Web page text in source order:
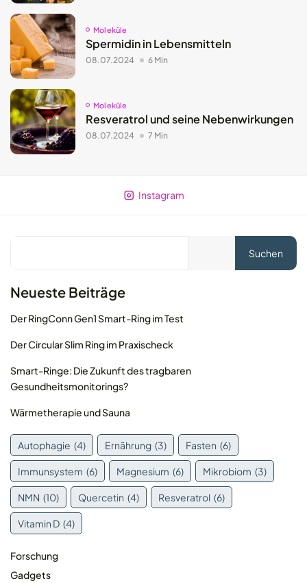
© 2026 MOLEQLAR Ltd. All rights reserved.
Moleküle
Spermidin in Lebensmitteln
08.07.2024 6 Min
Moleküle
Resveratrol und seine Nebenwirkungen
08.07.2024 7 Min
Instagram
Suchen
Neueste Beiträge
Der RingConn Gen1 Smart-Ring im Test
Der Circular Slim Ring im Praxischeck
Smart-Ringe: Die Zukunft des tragbaren
Gesundheitsmonitorings?
Wärmetherapie und Sauna
Autophagie (4) Ernährung (3) Fasten (6)
Immunsystem (6) Magnesium (6) Mikrobiom (3)
NMN (10) Quercetin (4) Resveratrol (6)
Vitamin D (4)
Forschung
Gadgets